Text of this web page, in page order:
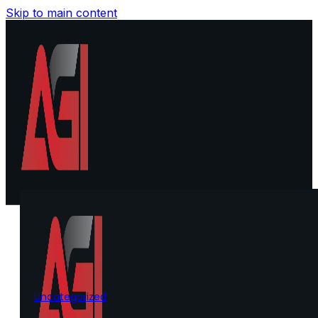
Skip to main content
Uncategorized